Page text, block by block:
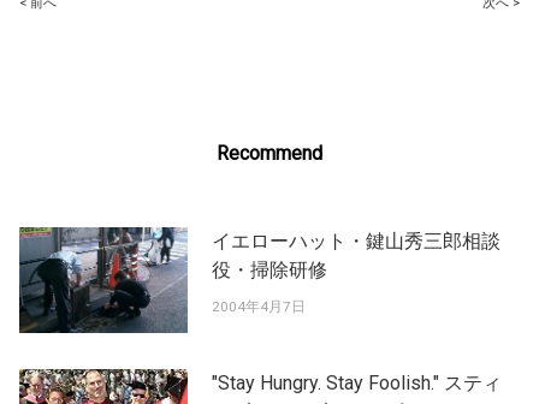
Post
< 前へ 次へ >
Recommend
イエローハット・鍵山秀三郎相談
役・掃除研修
2004年4月7日
"Stay Hungry. Stay Foolish." スティ